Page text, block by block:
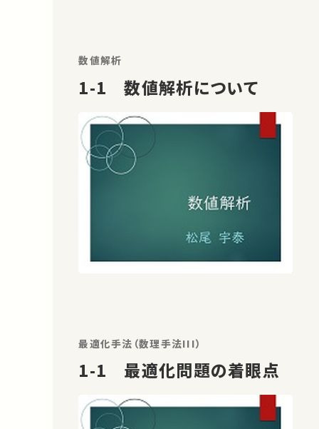
誰かの学びに繋がるかもしれません。 お
数値解析
1-1 数値解析について
最適化手法（数理手法III）
1-1 最適化問題の着眼点